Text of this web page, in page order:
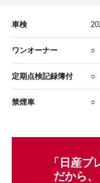
車検
ワンオーナー ○
定期点検記録簿付 ○
禁煙車 ○
「日産プ
だから、